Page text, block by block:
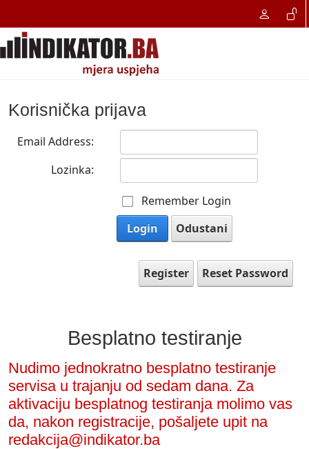
Korisnička prijava
Email Address:
Lozinka:
Remember Login
Login
Odustani
Register Reset Password
Besplatno testiranje
Nudimo jednokratno besplatno testiranje
servisa u trajanju od sedam dana. Za
aktivaciju besplatnog testiranja molimo vas
da, nakon registracije, pošaljete upit na
redakcija@indikator.ba